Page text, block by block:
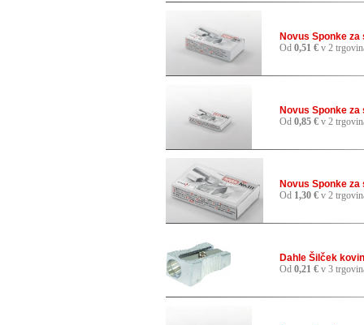
Novus Sponke za
Od 0,51 € v 2
Novus Sponke za
Od 0,85 € v 2
Novus Sponke
Od 1,30 € v 2
Dahle Šilček
Od 0,21 € v 3